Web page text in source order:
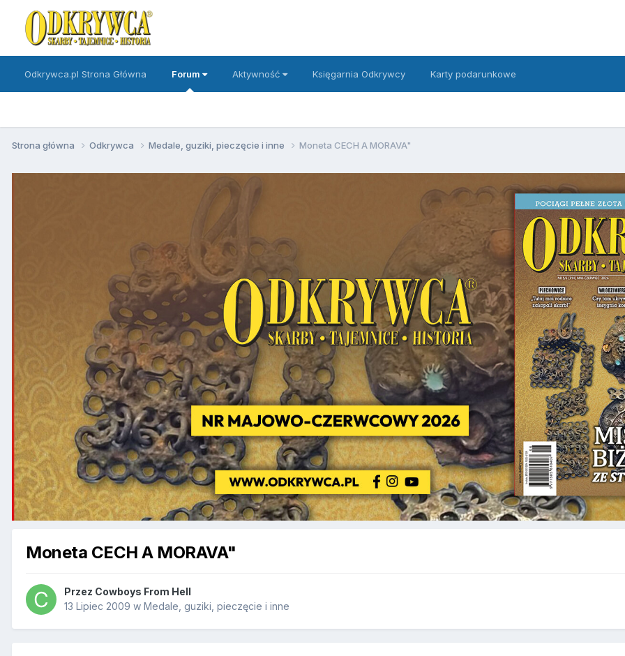
Odkrywca.pl Strona Główna Forum Aktywność Księgarnia Odkrywcy Karty podarunkowe
Strona główna Odkrywca Medale, guziki, pieczęcie i inne Moneta CECH A MORAVA"
Moneta CECH A MORAVA"
Przez Cowboys From Hell
13 Lipiec 2009 w Medale, guziki, pieczęcie i inne